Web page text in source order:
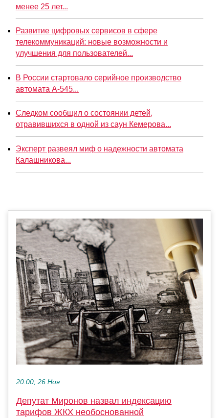
менее 25 лет...
Развитие цифровых сервисов в сфере
телекоммуникаций: новые возможности и
улучшения для пользователей...
В России стартовало серийное производство
автомата А-545...
Следком сообщил о состоянии детей,
отравившихся в одной из саун Кемерова...
Эксперт развеял миф о надежности автомата
Калашникова...
20:00, 26 Ноя
Депутат Миронов назвал индексацию
тарифов ЖКХ необоснованной